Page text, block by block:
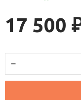
17 500